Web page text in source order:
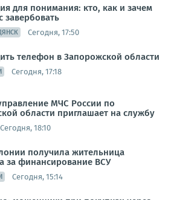
для понимания: кто, как и зачем
завербовать
Сегодня, 17:50
телефон в Запорожской области
Сегодня, 17:18
МЧС России по
области приглашает на службу
Сегодня, 18:10
получила жительница
за финансирование ВСУ
Сегодня, 15:14